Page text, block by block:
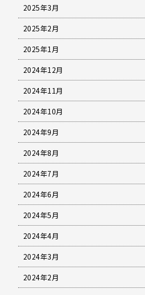
2025年3月
2025年2月
2025年1月
2024年12月
2024年11月
2024年10月
2024年9月
2024年8月
2024年7月
2024年6月
2024年5月
2024年4月
2024年3月
2024年2月